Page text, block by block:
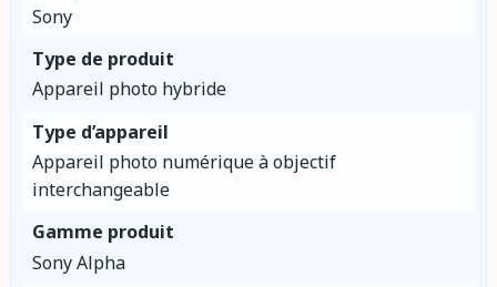
Sony
Type de produit
Appareil photo hybride
Type d’appareil
Appareil photo numérique à objectif
interchangeable
Gamme produit
Sony Alpha